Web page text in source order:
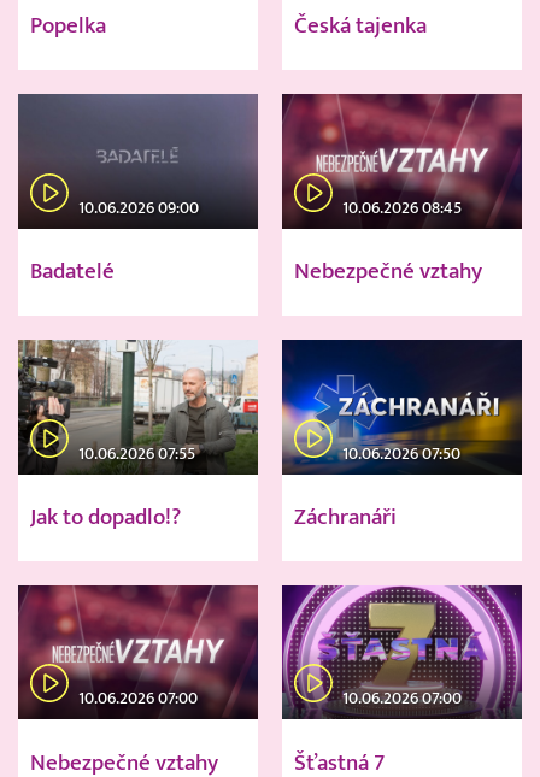
Popelka Česká tajenka
10.06.2026 09:00
Badatelé
10.06.2026 08:45
Nebezpečné vztahy
10.06.2026 07:55
Jak to dopadlo!?
10.06.2026 07:50
Záchranáři
10.06.2026 07:00
Nebezpečné vztahy
10.06.2026 07:00
Šťastná 7